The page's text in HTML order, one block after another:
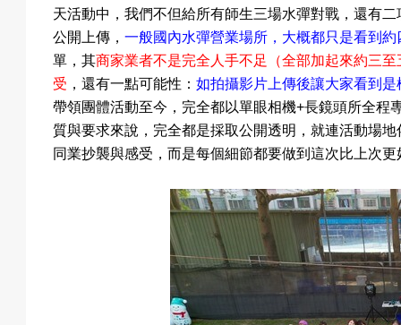
預
約
天活動中，我們不但給所有師生三場水彈對戰，還有
公開上傳，一般國內水彈營業場所，大概都只是看到約
單，其商家業者不是完全人手不足（全部加起來約三
受 ，還有一點可能性：如拍攝影片上傳後讓大家看到
帶領團體活動至今，完全都以單眼相機+長鏡頭所全
質與要求來說，完全都是採取公開透明，就連活動場
同業抄襲與感受，而是每個細節都要做到這次比上次更